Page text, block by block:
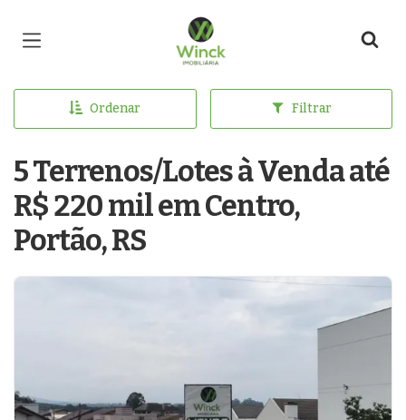
Página inicial
Ordenar Filtrar
5 Terrenos/Lotes à Venda até
R$ 220 mil em Centro,
Portão, RS